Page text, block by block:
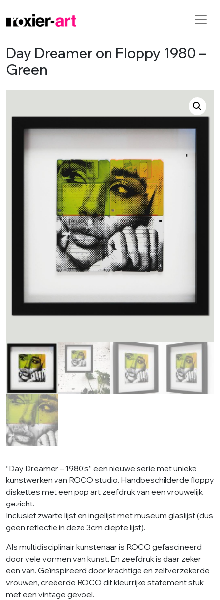
Skip to main content
Day Dreamer on Floppy 1980 –
Green
“Day Dreamer – 1980’s” een nieuwe serie met unieke
kunstwerken van ROCO studio. Handbeschilderde floppy
diskettes met een pop art zeefdruk van een vrouwelijk
gezicht.
Inclusief zwarte lijst en ingelijst met museum glaslijst (dus
geen reflectie in deze 3cm diepte lijst).
Als multidisciplinair kunstenaar is ROCO gefascineerd
door vele vormen van kunst. En zeefdruk is daar zeker
een van. Geïnspireerd door krachtige en zelfverzekerde
vrouwen, creëerde ROCO dit kleurrijke statement stuk
met een vintage gevoel.